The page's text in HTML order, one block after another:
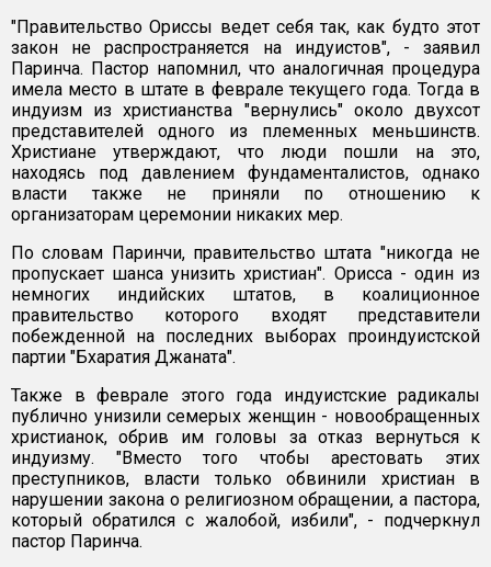
"Правительство Ориссы ведет себя так, как будто этот
закон не распространяется на индуистов", - заявил
Паринча. Пастор напомнил, что аналогичная процедура
имела место в штате в феврале текущего года. Тогда в
индуизм из христианства "вернулись" около двухсот
представителей одного из племенных меньшинств.
Христиане утверждают, что люди пошли на это,
находясь под давлением фундаменталистов, однако
власти также не приняли по отношению к
организаторам церемонии никаких мер.
По словам Паринчи, правительство штата "никогда не
пропускает шанса унизить христиан". Орисса - один из
немногих индийских штатов, в коалиционное
правительство которого входят представители
побежденной на последних выборах проиндуистской
партии "Бхаратия Джаната".
Также в феврале этого года индуистские радикалы
публично унизили семерых женщин - новообращенных
христианок, обрив им головы за отказ вернуться к
индуизму. "Вместо того чтобы арестовать этих
преступников, власти только обвинили христиан в
нарушении закона о религиозном обращении, а пастора,
который обратился с жалобой, избили", - подчеркнул
пастор Паринча.